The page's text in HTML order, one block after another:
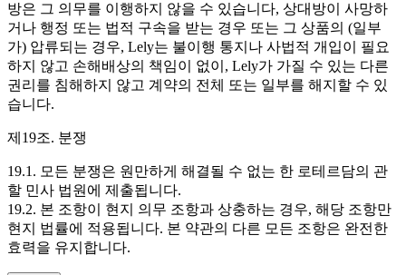
방은 그 의무를 이행하지 않을 수 있습니다, 상대방이 사망하
거나 행정 또는 법적 구속을 받는 경우 또는 그 상품의 (일부
가) 압류되는 경우, Lely는 불이행 통지나 사법적 개입이 필요
하지 않고 손해배상의 책임이 없이, Lely가 가질 수 있는 다른
권리를 침해하지 않고 계약의 전체 또는 일부를 해지할 수 있
습니다.
제19조. 분쟁
19.1. 모든 분쟁은 원만하게 해결될 수 없는 한 로테르담의 관
할 민사 법원에 제출됩니다.
19.2. 본 조항이 현지 의무 조항과 상충하는 경우, 해당 조항만
현지 법률에 적용됩니다. 본 약관의 다른 모든 조항은 완전한
효력을 유지합니다.